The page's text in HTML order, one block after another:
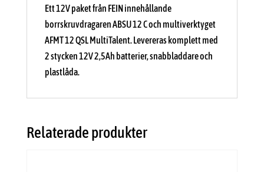
Ett 12V paket från FEIN innehållande
borrskruvdragaren ABSU 12 C och multiverktyget
AFMT 12 QSL MultiTalent. Levereras komplett med
2 stycken 12V 2,5Ah batterier, snabbladdare och
plastlåda.
Relaterade produkter